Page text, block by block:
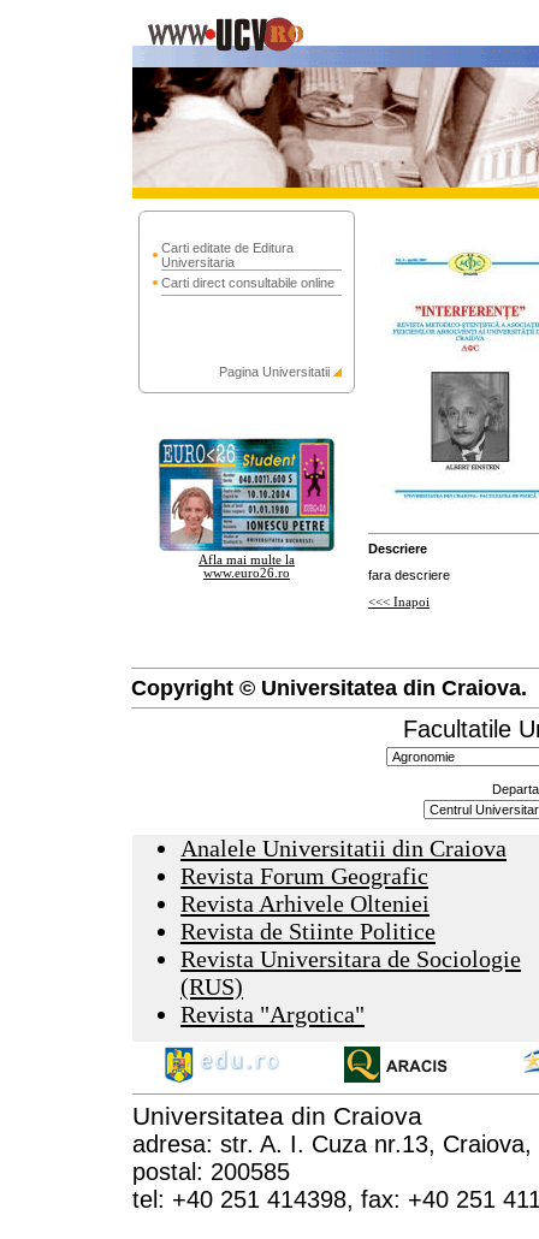
Carti editate de Editura
Universitaria
Carti direct consultabile online
Pagina Universitatii
Afla mai multe la
www.euro26.ro
Descriere
fara descriere
<<< Inapoi
Copyright © Universitatea din Craiova.
Facultatile
Analele Universitatii din Craiova
Revista Forum Geografic
Revista Arhivele Olteniei
Revista de Stiinte Politice
Revista Universitara de Sociologie
(RUS)
Revista "Argotica"
Universitatea din Craiova
adresa: str. A. I. Cuza nr.13,
postal: 200585
tel: +40 251 414398, fax: +40 251